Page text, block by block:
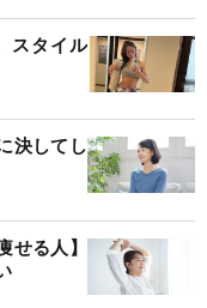
スタイル
決してし
せる人】